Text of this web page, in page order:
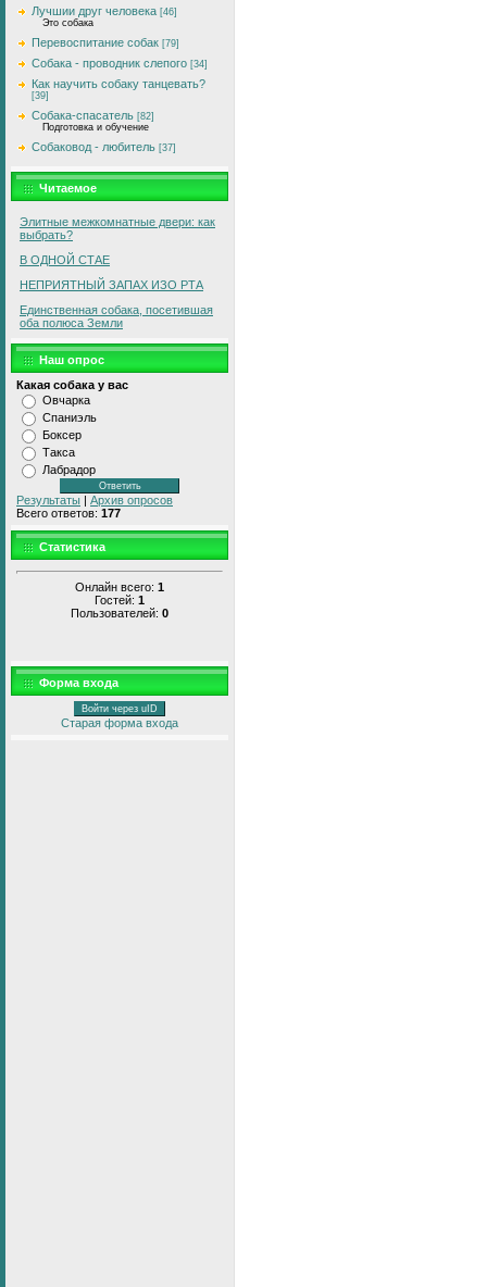
Лучшии друг человека [46]
Это собака
Перевоспитание собак [79]
Собака - проводник слепого [34]
Как научить собаку танцевать?
[39]
Собака-спасатель [82]
Подготовка и обучение
Собаковод - любитель [37]
Читаемое
Элитные межкомнатные двери: как
выбрать?
В ОДНОЙ СТАЕ
HЕПРИЯТHЫЙ ЗАПАX ИЗО РТА
Единственная собака, посетившая
оба полюса Земли
Наш опрос
Какая собака у вас
Овчарка
Спаниэль
Боксер
Такса
Лабрадор
Результаты | Архив опросов
Всего ответов: 177
Статистика
Онлайн всего: 1
Гостей: 1
Пользователей: 0
Форма входа
Войти через uID
Старая форма входа